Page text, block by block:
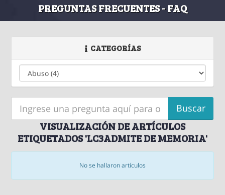
PREGUNTAS FRECUENTES - FAQ
CATEGORÍAS
VISUALIZACIÓN DE ARTÍCULOS
ETIQUETADOS 'LC3ADMITE DE MEMORIA'
No se hallaron artículos